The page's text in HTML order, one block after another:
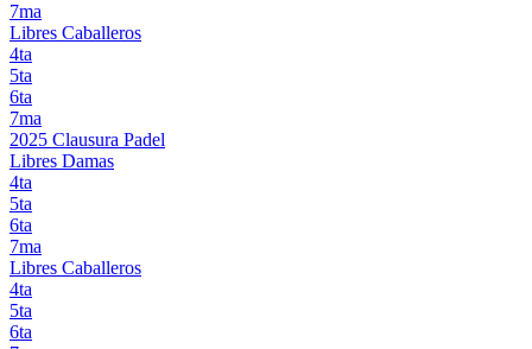
7ma
Libres Caballeros
4ta
5ta
6ta
7ma
2025 Clausura Padel
Libres Damas
4ta
5ta
6ta
7ma
Libres Caballeros
4ta
5ta
6ta